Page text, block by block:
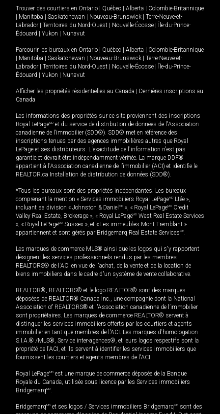
Trouver des courtiers en Ontario Québec Alberta
Colombie-Britannique
Manitoba Saskatchewan Nouveau-Brunswick
Terre-Neuve-et-
Labrador
Territoires du Nord-Ouest Nouvelle-Écosse
Île-du-Prince-
Édouard
Yukon Nunavut
Parcourir les bureaux en Ontario Québec Alberta
Colombie-Britannique
Manitoba Saskatchewan Nouveau-Brunswick
Terre-Neuve-et-
Labrador
Territoires du Nord-Ouest Nouvelle-Écosse
Île-du-Prince-
Édouard
Yukon Nunavut
Afficher les propriétés résidentielles au Canada
Dernières inscriptions au
Canada
Les informations des propriétés sur ce site proviennent des inscriptions
Royal LePageMD et du service de distribution de données de l'Association
canadienne de l’immobilier (SDD®). SDD® met en référence des
inscriptions tenues par des agences immobilières autres que Royal
LePage et ses distributeurs. L'exactitude de l'information n'est pas
garantie et devrait être indépendamment vérifiée. La marque DDF®
appartient à l'Association canadienne de l’immobilier (ACI) et identifie le
REALTOR.ca Installation de distribution de données (SDD®).
*Tous les bureaux sont des propriétés indépendantes. Les bureaux
comprenant la mention « Services immobiliers Royal LePageMD Ltée »,
incluant sa division « Johnston & Daniel MD », « Royal LePageMD Credit
Valley Real Estate, Brokerage », « Royal LePageMD West Real Estate Services
», « Royal LePageMD Sussex », et « Les immeubles Mont-Tremblant »
appartiennent et sont gérés par Bridgemarq Real Estate ServicesMD.
Les marques de commerce MLS® ainsi que les logos qui s'y rapportent
désignent les services professionnels rendus par les membres
REALTORS® de l'ACI en vue de l'achat, de la vente et de la location de
biens immobiliers dans le cadre d'un système de vente collaborative.
REALTOR®, REALTORS® et le logo REALTOR® sont des marques
déposées de REALTOR® Canada Inc., une compagnie dont la National
Association of REALTORS® et l'Association canadienne de l’immobilier
sont propriétaires. Les marques de commerce REALTOR® servent à
distinguer les services immobiliers offerts par les courtiers et agents
immobilier en tant que membres de l'ACI. Les marques d'homologation
S.I.A.® /MLS®, Service inter-agences®, et leurs logos respectifs sont la
propriété de l'ACI, et ils servent à identifier les services immobiliers que
fournissent les courtiers et agents membres de l'ACI.
Royal LePageMD est une marque de commerce déposée de la Banque
Royale du Canada, utilisée sous licence par les Services immobiliers
BridgemarqMD.
BridgemarqMD et ses logos / Services immobiliers BridgemarqMD sont des